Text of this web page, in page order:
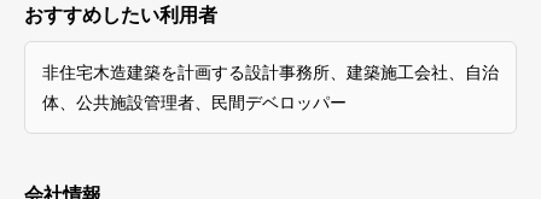
おすすめしたい利用者
非住宅木造建築を計画する設計事務所、建築施工会社、自治
体、公共施設管理者、民間デベロッパー